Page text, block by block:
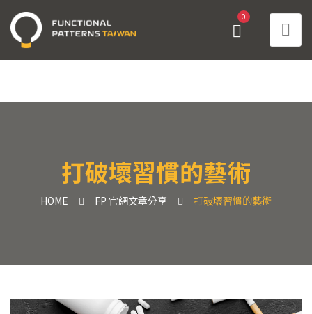
0
打破壞習慣的藝術
HOME FP 官網文章分享 打破壞習慣的藝術